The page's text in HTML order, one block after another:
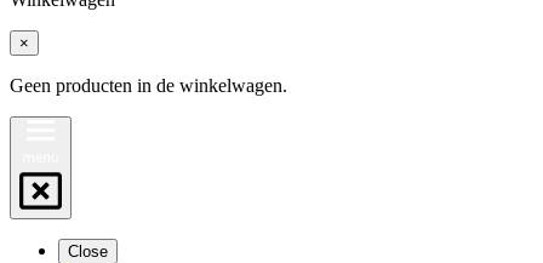
×
Geen producten in de winkelwagen.
Close